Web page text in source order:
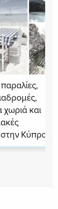
χωριά και
Κύπρο